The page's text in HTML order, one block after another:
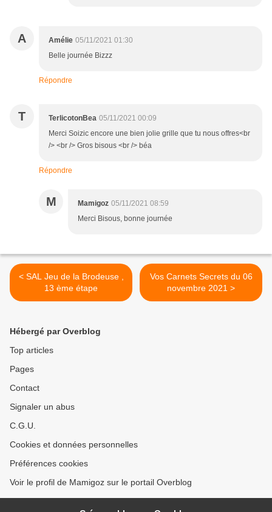
A Amélie 05/11/2021 01:30
Belle journée Bizzz
Répondre
T TerlicotonBea 05/11/2021 00:09
Merci Soizic encore une bien jolie grille que tu nous offres<br
/> <br /> Gros bisous <br /> béa
Répondre
M Mamigoz 05/11/2021 08:59
Merci Bisous, bonne journée
< SAL Jeu de la Brodeuse ,
13 ème étape
Vos Carnets Secrets du 06
novembre 2021 >
Hébergé par Overblog
Top articles
Pages
Contact
Signaler un abus
C.G.U.
Cookies et données personnelles
Préférences cookies
Voir le profil de Mamigoz sur le portail Overblog